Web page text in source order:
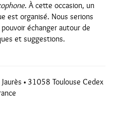
. À cette occasion, un
est organisé. Nous serions
échanger autour de
et suggestions.
• 31058 Toulouse Cedex